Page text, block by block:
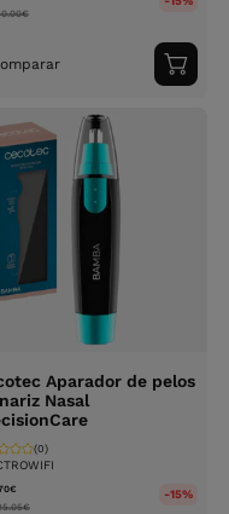
€
ao
Aparador de pelos
Nasal
(0)
€
€
-15%